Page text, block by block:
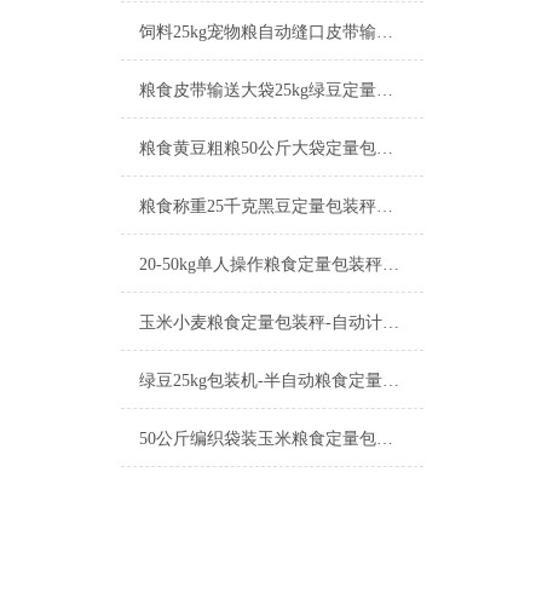
饲料25kg宠物粮自动缝口皮带输送定量包装秤厂家
粮食皮带输送大袋25kg绿豆定量包装秤工厂生产
粮食黄豆粗粮50公斤大袋定量包装秤产品简介
粮食称重25千克黑豆定量包装秤工厂生产
20-50kg单人操作粮食定量包装秤产品简介
玉米小麦粮食定量包装秤-自动计量称重一体机厂家
绿豆25kg包装机-半自动粮食定量包装秤产品简介
50公斤编织袋装玉米粮食定量包装秤产品简介